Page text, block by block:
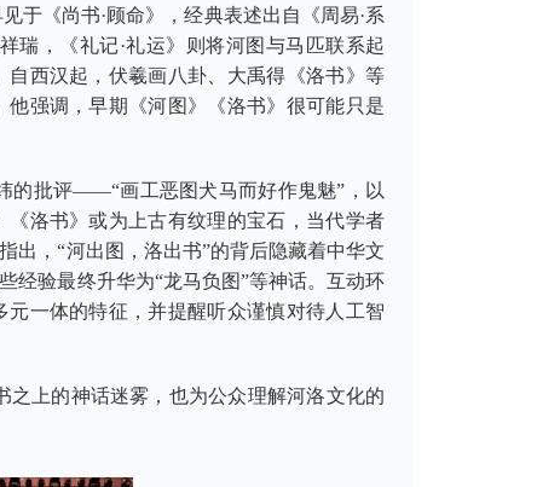
于《尚书·顾命》，经典表述出自《周易·系
瑞，《礼记·礼运》则将河图与马匹联系起
西汉起，伏羲画八卦、大禹得《洛书》等
强调，早期《河图》《洛书》很可能只是
的批评——“画工恶图犬马而好作鬼魅”，以
洛书》或为上古有纹理的宝石，当代学者
出，“河出图，洛出书”的背后隐藏着中华文
经验最终升华为“龙马负图”等神话。互动环
一体的特征，并提醒听众谨慎对待人工智
上的神话迷雾，也为公众理解河洛文化的